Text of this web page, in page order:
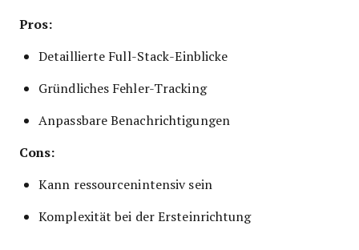
Pros:
Detaillierte Full-Stack-Einblicke
Gründliches Fehler-Tracking
Anpassbare Benachrichtigungen
Cons:
Kann ressourcenintensiv sein
Komplexität bei der Ersteinrichtung